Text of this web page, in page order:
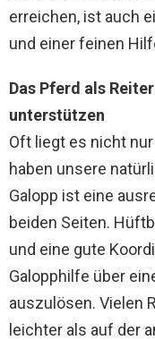
erreichen, ist auch
und einer feinen
Das Pferd als
unterstützen
Oft liegt es nicht
haben unsere
Galopp ist eine
beiden Seiten.
und eine gute
Galopphilfe über
auszulösen. Vielen
leichter als auf der